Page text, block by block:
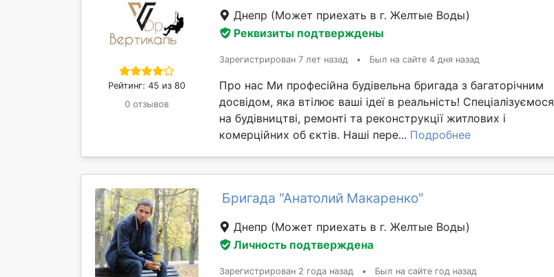
Рейтинг: 45 из 80
0 отзывов
Днепр (Может приехать в г. Желтые Воды)
Реквизиты подтверждены
Зарегистрирован 7 лет назад • Был на сайте 4 дня назад
Про нас Ми професійна будівельна бригада з багаторічним
досвідом, яка втілює ваші ідеї в реальність! Спеціалізуємося
на будівництві, ремонті та реконструкції житлових і
комерційних об єктів. Наші пере... Подробнее
Бригада "Анатолий Макаренко"
Днепр (Может приехать в г. Желтые Воды)
Личность подтверждена
Зарегистрирован 2 года назад • Был на сайте год назад